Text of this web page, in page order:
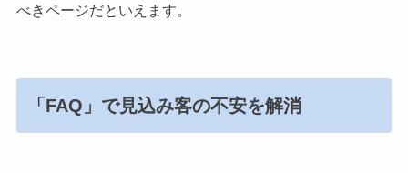
べきページだといえます。
「FAQ」で見込み客の不安を解消